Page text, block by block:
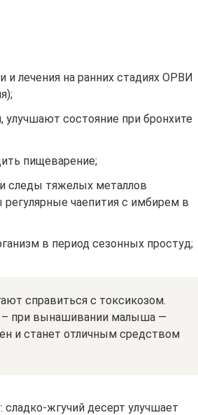
лечения на ранних стадиях ОРВИ
состояние при бронхите
пищеварение;
следы тяжелых металлов
чаепития с имбирем в
в период сезонных простуд;
справиться с токсикозом.
при вынашивании малыша —
и станет отличным средством
жгучий десерт улучшает